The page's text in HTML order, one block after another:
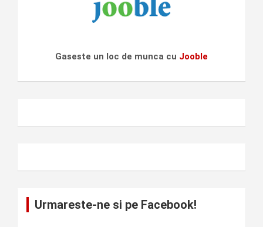
Gaseste un loc de munca cu Jooble
Urmareste-ne si pe Facebook!